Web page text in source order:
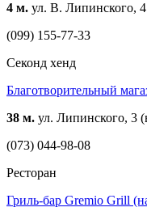
4 м. ул. В. Липинского, 4
(099) 155-77-33
Cеконд хенд
Благотворительный
38 м. ул. Липинского, 3
(073) 044-98-08
Ресторан
Гриль-бар Gremio Grill